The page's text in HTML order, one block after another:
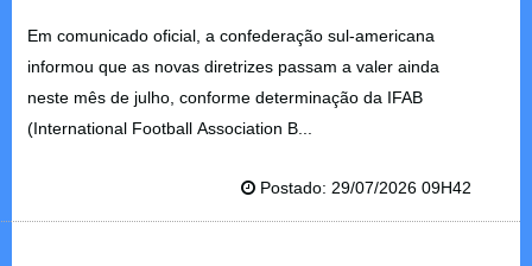
Em comunicado oficial, a confederação sul-americana
informou que as novas diretrizes passam a valer ainda
neste mês de julho, conforme determinação da IFAB
(International Football Association B...
Postado: 29/07/2026 09H42